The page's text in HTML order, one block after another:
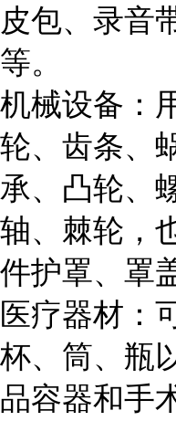
皮包、录音
等。
机械设备：
轮、齿条、
承、凸轮、
轴、棘轮，
件护罩、罩
医疗器材：
杯、筒、瓶
品容器和手